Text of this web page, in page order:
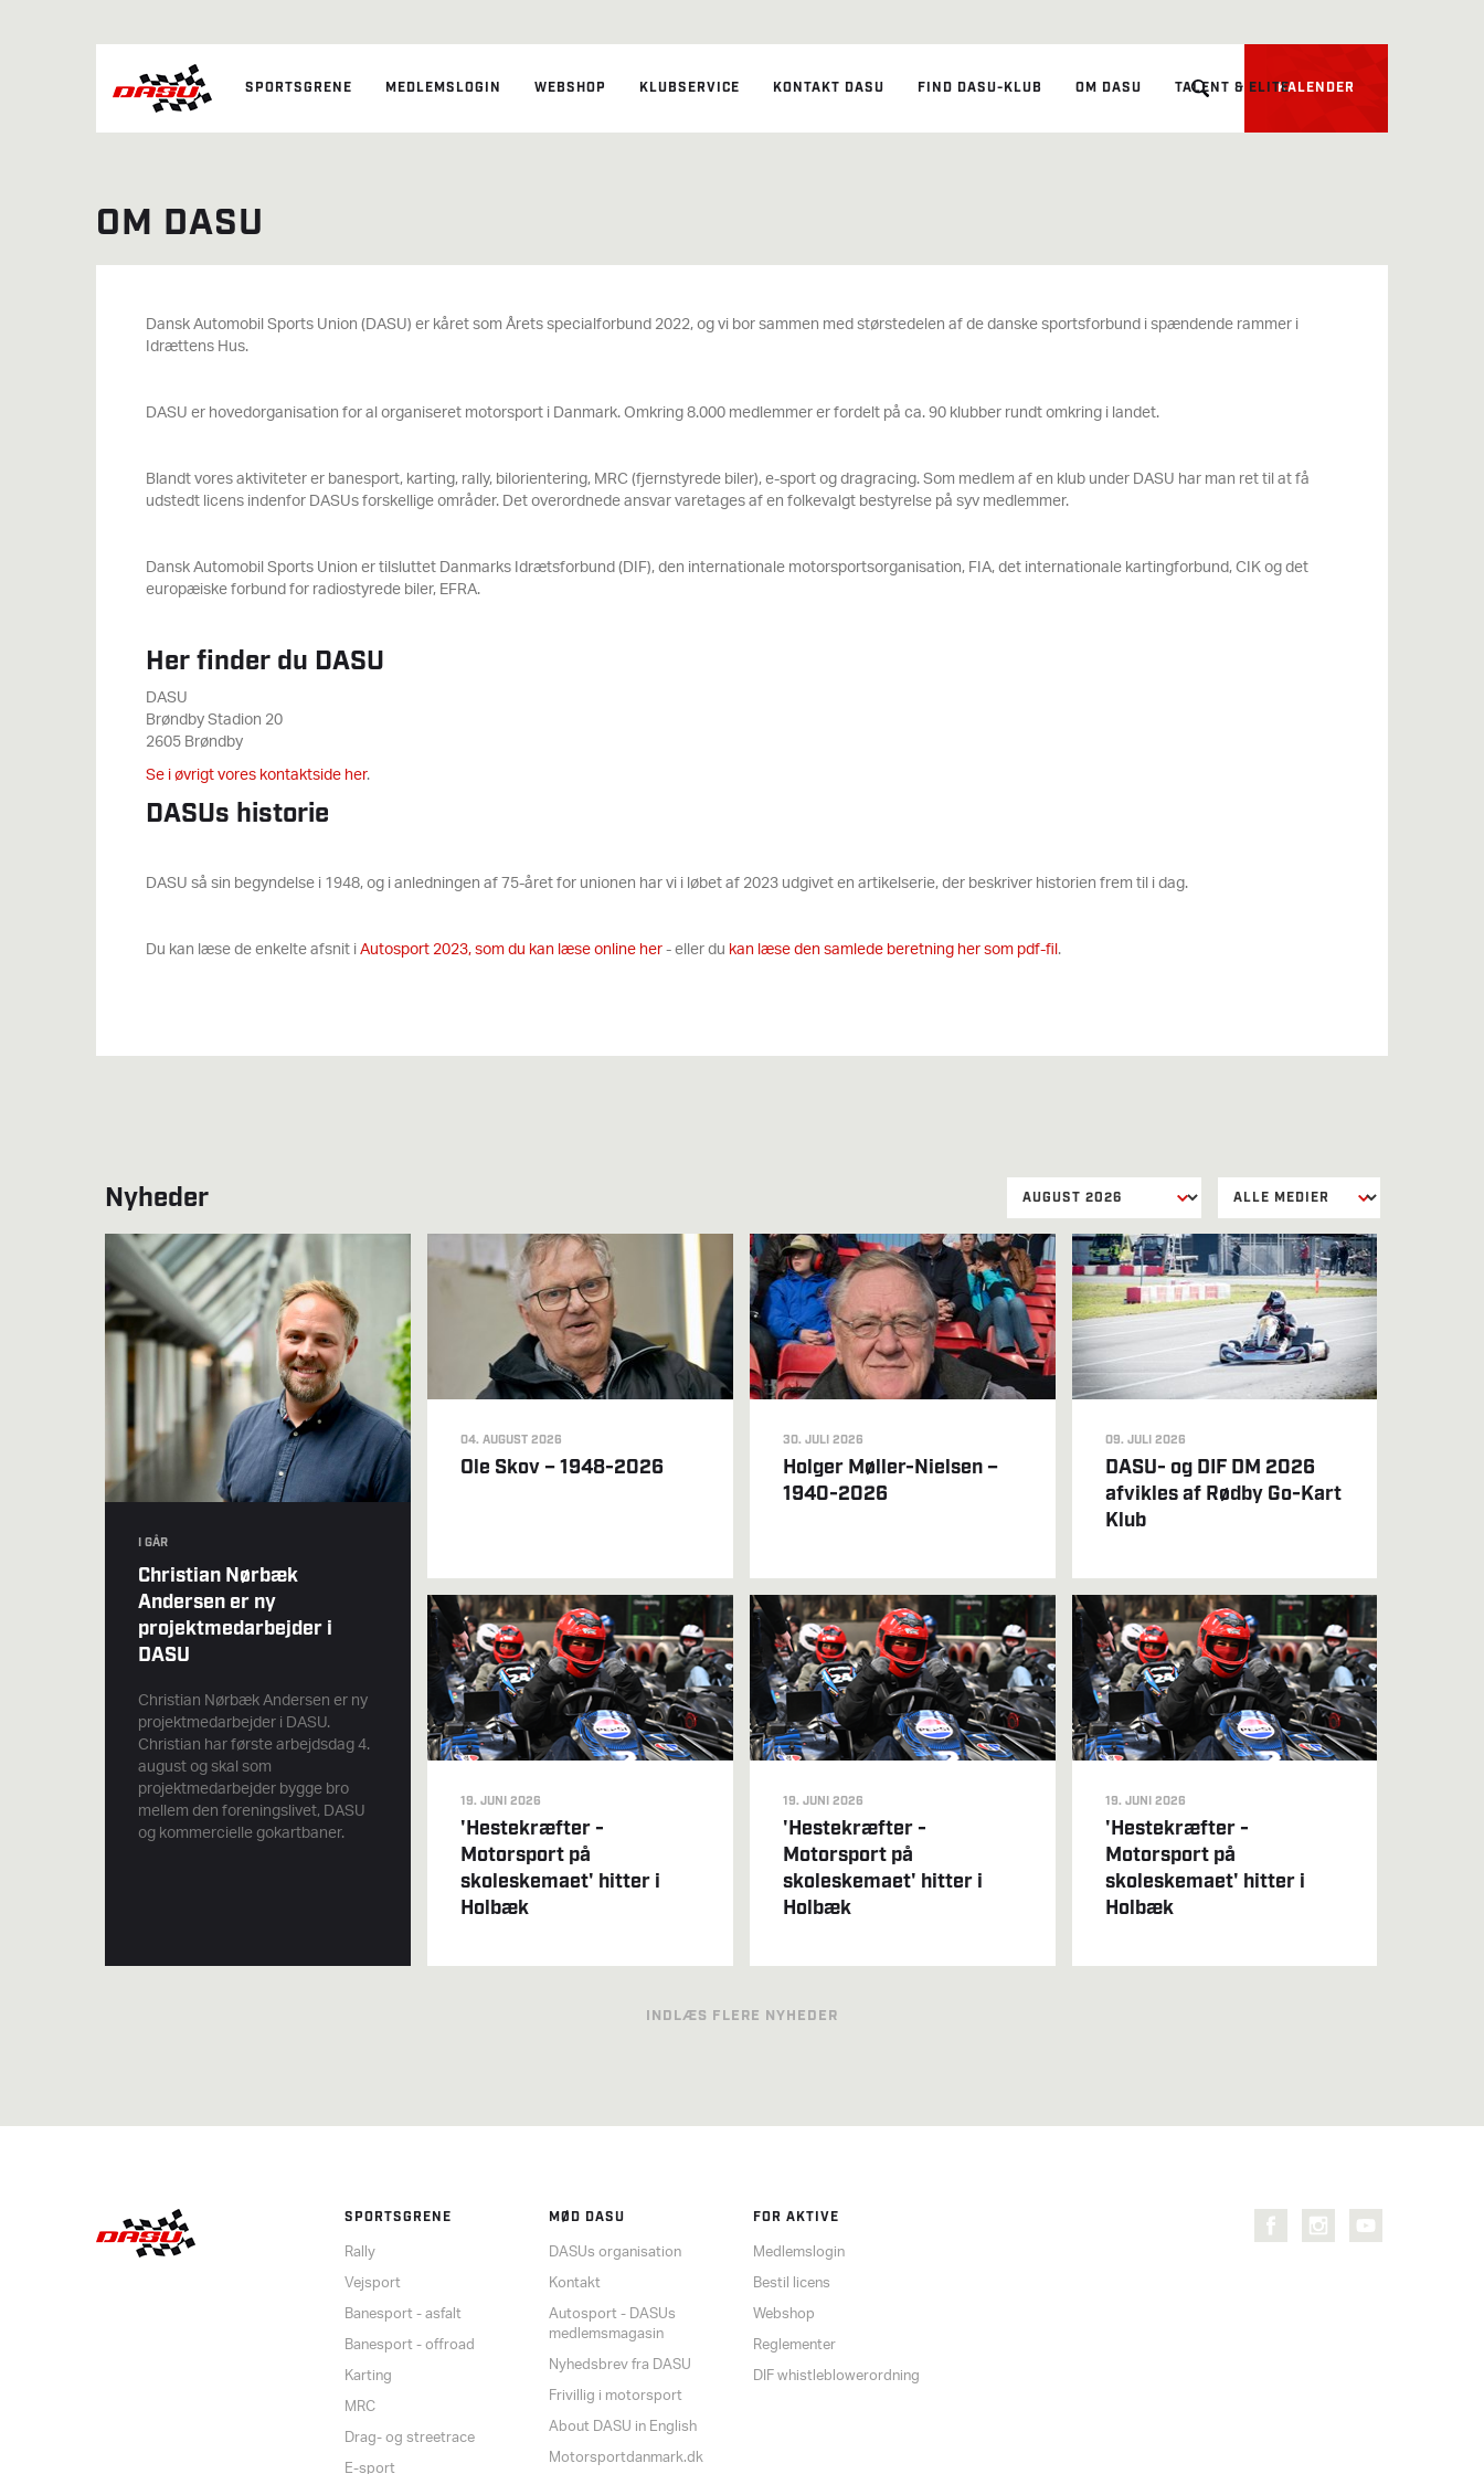
KALENDER
SPORTSGRENE MEDLEMSLOGIN WEBSHOP KLUBSERVICE KONTAKT DASU FIND DASU-KLUB OM DASU TALENT & ELITE
OM DASU
Dansk Automobil Sports Union (DASU) er kåret som Årets specialforbund 2022, og vi bor sammen med størstedelen af de danske sportsforbund i spændende rammer i
Idrættens Hus.
DASU er hovedorganisation for al organiseret motorsport i Danmark. Omkring 8.000 medlemmer er fordelt på ca. 90 klubber rundt omkring i landet.
Blandt vores aktiviteter er banesport, karting, rally, bilorientering, MRC (fjernstyrede biler), e-sport og dragracing. Som medlem af en klub under DASU har man ret til at få
udstedt licens indenfor DASUs forskellige områder. Det overordnede ansvar varetages af en folkevalgt bestyrelse på syv medlemmer.
Dansk Automobil Sports Union er tilsluttet Danmarks Idrætsforbund (DIF), den internationale motorsportsorganisation, FIA, det internationale kartingforbund, CIK og det
europæiske forbund for radiostyrede biler, EFRA.
Her finder du DASU
DASU
Brøndby Stadion 20
2605 Brøndby
Se i øvrigt vores kontaktside her.
DASUs historie
DASU så sin begyndelse i 1948, og i anledningen af 75-året for unionen har vi i løbet af 2023 udgivet en artikelserie, der beskriver historien frem til i dag.
Du kan læse de enkelte afsnit iAutosport 2023, som du kan læse online her- eller dukan læse den samlede beretning her som pdf-fil.
Nyheder
I GÅR
Christian Nørbæk
Andersen er ny
projektmedarbejder i
DASU
Christian Nørbæk Andersen er ny
projektmedarbejder i DASU.
Christian har første arbejdsdag 4.
august og skal som
projektmedarbejder bygge bro
mellem den foreningslivet, DASU
og kommercielle gokartbaner.
04. AUGUST 2026
Ole Skov – 1948-2026
30. JULI 2026
Holger Møller-Nielsen –
1940-2026
09. JULI 2026
DASU- og DIF DM 2026
afvikles af Rødby Go-Kart
Klub
19. JUNI 2026
'Hestekræfter -
Motorsport på
skoleskemaet' hitter i
Holbæk
19. JUNI 2026
'Hestekræfter -
Motorsport på
skoleskemaet' hitter i
Holbæk
19. JUNI 2026
'Hestekræfter -
Motorsport på
skoleskemaet' hitter i
Holbæk
INDLÆS FLERE NYHEDER
SPORTSGRENE
Rally
Vejsport
Banesport - asfalt
Banesport - offroad
Karting
MRC
Drag- og streetrace
MØD DASU
DASUs organisation
Kontakt
Autosport - DASUs
medlemsmagasin
Nyhedsbrev fra DASU
Frivillig i motorsport
About DASU in English
Motorsportdanmark.dk
FOR AKTIVE
Medlemslogin
Bestil licens
Webshop
Reglementer
DIF whistleblowerordning